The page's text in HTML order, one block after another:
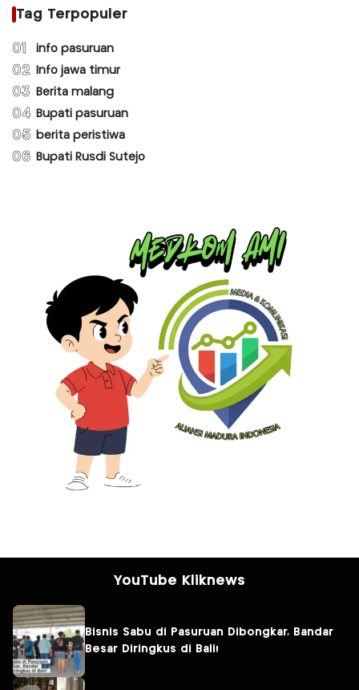
Tag Terpopuler
01 info pasuruan
02 Info jawa timur
03 Berita malang
04 Bupati pasuruan
05 berita peristiwa
06 Bupati Rusdi Sutejo
YouTube Kliknews
Bisnis Sabu di Pasuruan Dibongkar, Bandar
Besar Diringkus di Bali!